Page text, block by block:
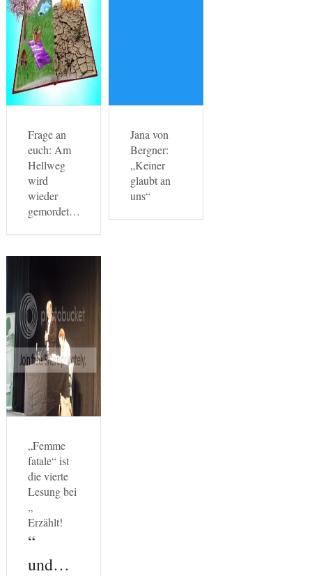
Frage an
euch: Am
Hellweg
wird
wieder
gemordet…
Jana von
Bergner:
„Keiner
glaubt an
uns“
„Femme
fatale“ ist
die vierte
Lesung bei
„
Erzählt!
“
und…